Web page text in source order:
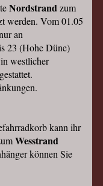
Nordstrandzum
werden. Vom 01.05
an
23 (Hohe Düne)
westlicher
kann ihr
Wesstrand
können Sie